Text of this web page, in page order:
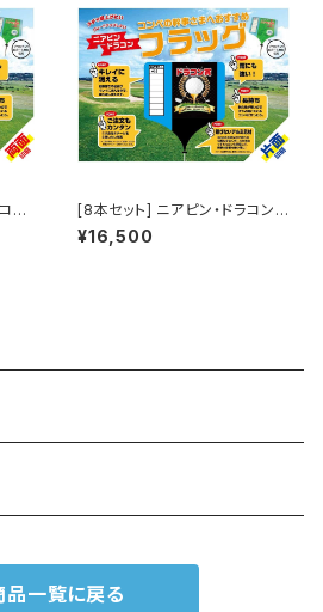
ン
[8本セット] ニアピン・ドラコンフ
ラッグ（片面印刷）
¥16,500
品一覧に戻る